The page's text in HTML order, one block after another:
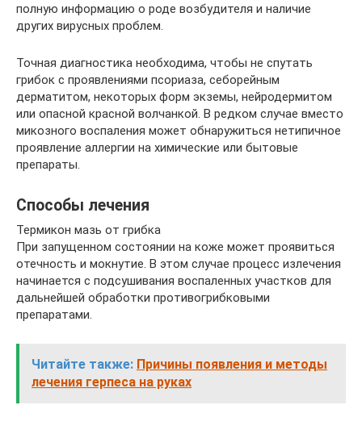
полную информацию о роде возбудителя и наличие
других вирусных проблем.
Точная диагностика необходима, чтобы не спутать
грибок с проявлениями псориаза, себорейным
дерматитом, некоторых форм экземы, нейродермитом
или опасной красной волчанкой. В редком случае вместо
микозного воспаления может обнаружиться нетипичное
проявление аллергии на химические или бытовые
препараты.
Способы лечения
Термикон мазь от грибка
При запущенном состоянии на коже может проявиться
отечность и мокнутие. В этом случае процесс излечения
начинается с подсушивания воспаленных участков для
дальнейшей обработки противогрибковыми
препаратами.
Читайте также: Причины появления и методы
лечения герпеса на руках